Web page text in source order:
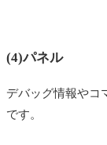
(4)パネル
デバッグ情報やコ
です。